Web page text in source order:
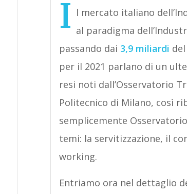
I l mercato italiano
al paradigma
passando dai 3,9 miliardi
per il 2021 parlano di un
resi noti dall’Osservatorio
Politecnico di Milano, così
semplicemente
temi: la servitizzazione, il
working.
Entriamo ora nel dettaglio